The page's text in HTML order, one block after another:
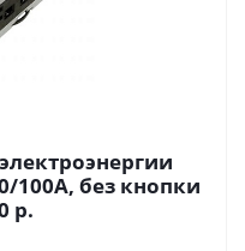
100А, без кнопки
р.